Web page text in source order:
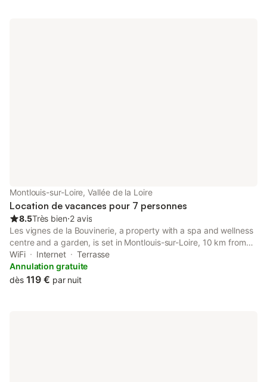
Montlouis-sur-Loire, Vallée de la Loire
Location de vacances pour 7 personnes
8.5Très bien⋅2 avis
Les vignes de la Bouvinerie, a property with a spa and wellness
centre and a garden, is set in Montlouis-sur-Loire, 10 km from
Amboise Train Station, 14 km from Saint-Pierre-des-Corps Train
Station, as well as 14 km from Parc des Expositions Tours.
WiFi Internet
Terrasse
Annulation gratuite
dès 119 € par nuit